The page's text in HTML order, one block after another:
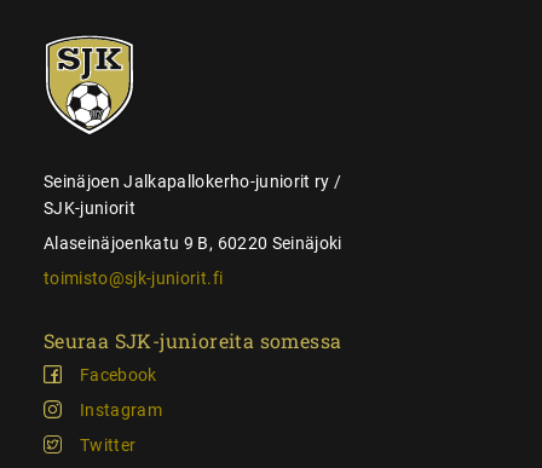
SJK-
juniorit
Seinäjoen Jalkapallokerho-juniorit ry /
SJK-juniorit
Alaseinäjoenkatu 9 B, 60220 Seinäjoki
toimisto@sjk-juniorit.fi
Seuraa SJK-junioreita somessa
Facebook
Instagram
Twitter